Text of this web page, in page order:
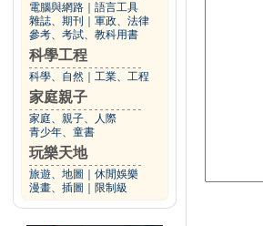
電腦與網路
語言工具
雜誌、期刊
軍政、法律
參考、考試、教科用書
科學工程
科學、自然 工業、工程
家庭親子
家庭、親子、人際
青少年、童書
玩樂天地
旅遊、地圖
休閒娛樂
漫畫、插圖
限制級